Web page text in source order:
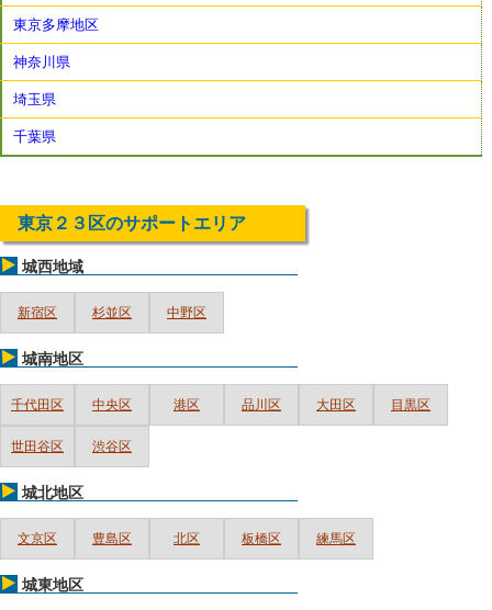
東京多摩地区
神奈川県
埼玉県
千葉県
東京２３区のサポートエリア
城西地域
新宿区 杉並区 中野区
城南地区
千代田区 中央区 港区 品川区 大田区 目黒区
世田谷区 渋谷区
城北地区
文京区 豊島区 北区 板橋区 練馬区
城東地区